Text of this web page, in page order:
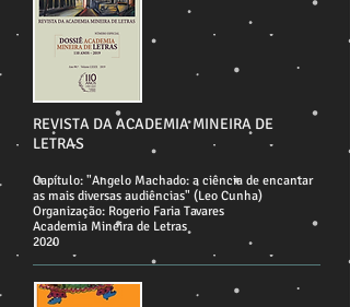
REVISTA DA ACADEMIA MINEIRA DE
LETRAS
Capítulo: "Angelo Machado: a ciência de encantar
as mais diversas audiências" (Leo Cunha)
Organização: Rogerio Faria Tavares
Academia Mineira de Letras
2020